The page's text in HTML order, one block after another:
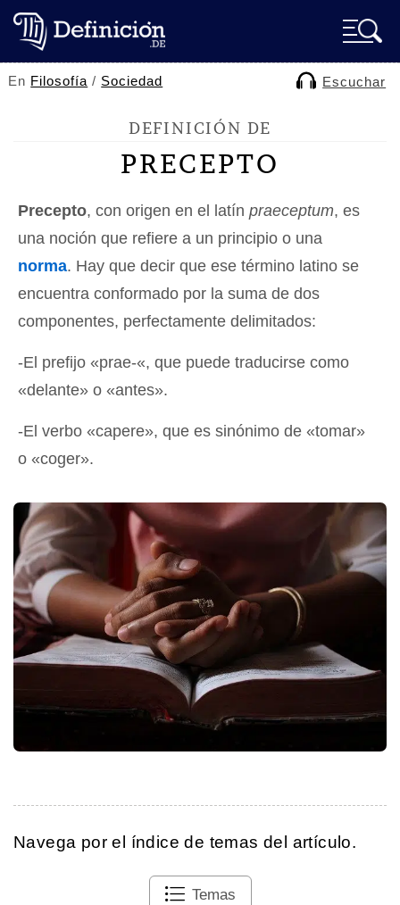
En Filosofía / Sociedad Escuchar
DEFINICIÓN DE
PRECEPTO
Precepto, con origen en el latín praeceptum, es
una noción que refiere a un principio o una
norma. Hay que decir que ese término latino se
encuentra conformado por la suma de dos
componentes, perfectamente delimitados:
-El prefijo «prae-«, que puede traducirse como
«delante» o «antes».
-El verbo «capere», que es sinónimo de «tomar»
o «coger».
Navega por el índice de temas del artículo.
Temas